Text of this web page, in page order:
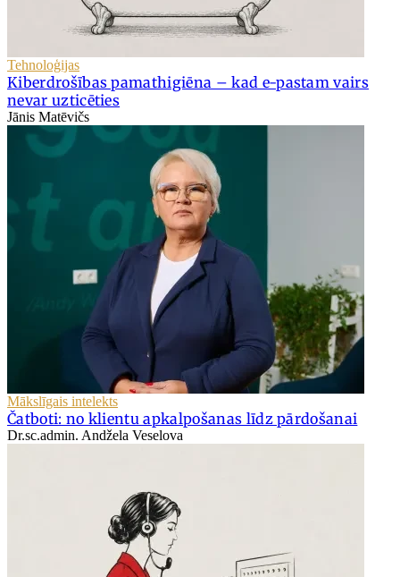
Tehnoloģijas
Kiberdrošības pamathigiēna – kad e-pastam vairs
nevar uzticēties
Jānis Matēvičs
Mākslīgais intelekts
Čatboti: no klientu apkalpošanas līdz pārdošanai
Dr.sc.admin. Andžela Veselova